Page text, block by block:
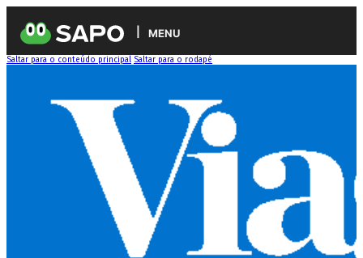
MENU
Saltar para o conteúdo principal Saltar para o rodapé